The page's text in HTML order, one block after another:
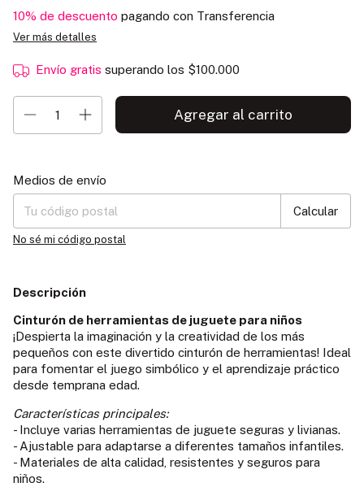
10% de descuento pagando con Transferencia
Ver más detalles
Envío gratis superando los $100.000
Entregas para el CP:
Medios de envío
Calcular
No sé mi código postal
Descripción
Cinturón de herramientas de juguete para niños
¡Despierta la imaginación y la creatividad de los más
pequeños con este divertido cinturón de herramientas! Ideal
para fomentar el juego simbólico y el aprendizaje práctico
desde temprana edad.
Características principales:
- Incluye varias herramientas de juguete seguras y livianas.
- Ajustable para adaptarse a diferentes tamaños infantiles.
- Materiales de alta calidad, resistentes y seguros para
niños.